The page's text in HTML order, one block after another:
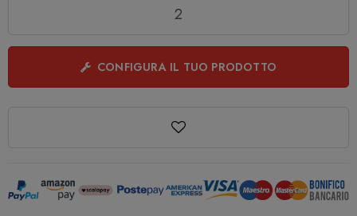
CONFIGURA IL TUO PRODOTTO